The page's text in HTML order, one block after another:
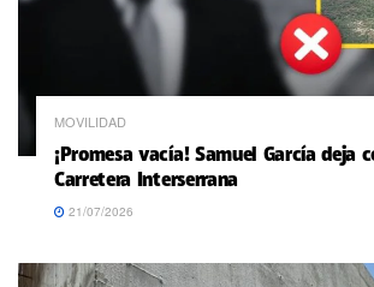
MOVILIDAD
¡Promesa vacía! Samuel García deja
Carretera Interserrana
21/07/2026